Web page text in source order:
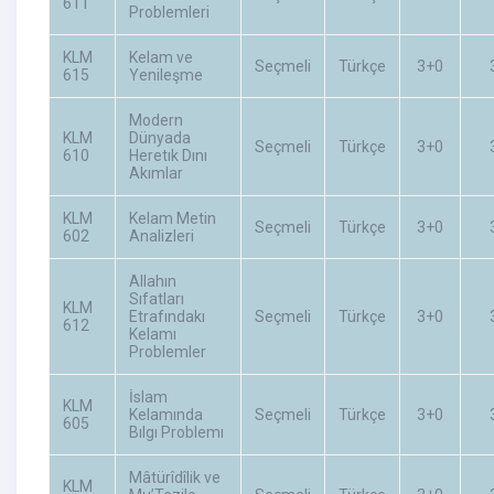
Problemleri
KLM
615
Kelam ve
Yenileşme
Seçmeli Türkçe 3+0
KLM
610
Modern
Dünyada
Heretık Dını
Akımlar
Seçmeli Türkçe 3+0
KLM
602
Kelam Metin
Analizleri
Seçmeli Türkçe 3+0
KLM
612
Allahın
Sıfatları
Etrafındakı
Kelamı
Problemler
Seçmeli Türkçe 3+0
KLM
605
İslam
Kelamında
Bılgı Problemı
Seçmeli Türkçe 3+0
KLM
Mâtürîdîlik ve